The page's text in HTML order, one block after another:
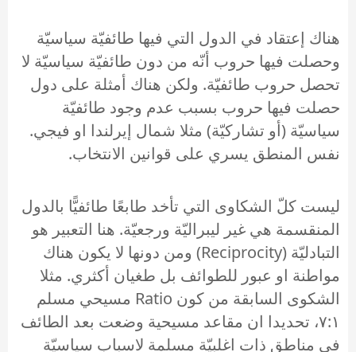
هناك إعتقاد في الدول التي فيها طائفيّة سياسيّة
وحصلت فيها حروب أنّه من دون طائفيّة سياسيّة لا
تحصل حروب طائفيّة. ولكن هناك أمثلة على دول
حصلت فيها حروب بسبب عدم وجود طائفيّة
سياسيّة (أو تشاركيّة) مثلا شمال إيرلندا او فيجي.
نفس المنطق يسري على قوانين الانتخاب.
ليست كلّ الشكاوى التي تأخد طابعًا طائفيًّا بالدول
المنقسمة هي غير ليبراليّة ورجعيّة. هنا التعبير هو
التبادليّة (Reciprocity) ومن دونها لا يكون هناك
مواطنة او عبور للطوائف بل طغيان أكثري. مثلا
الشكوى السابقة من كون Ratio مسيحي مسلم
٧:١، تحديدا ان مقاعد مسيحية وضعت بعد الطائف
في مناطق ذات اغلبيّة مسلمة لاسباب سياسيّة